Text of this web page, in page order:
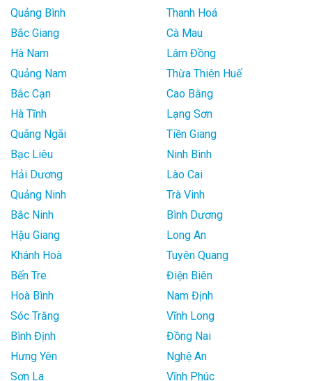
Quảng Bình
Thanh Hoá
Bắc Giang
Cà Mau
Hà Nam
Lâm Đồng
Quảng Nam
Thừa Thiên Huế
Bắc Cạn
Cao Bằng
Hà Tĩnh
Lạng Sơn
Quãng Ngãi
Tiền Giang
Bạc Liêu
Ninh Bình
Hải Dương
Lào Cai
Quảng Ninh
Trà Vinh
Bắc Ninh
Bình Dương
Hậu Giang
Long An
Khánh Hoà
Tuyên Quang
Bến Tre
Điện Biên
Hoà Bình
Nam Định
Sóc Trăng
Vĩnh Long
Bình Định
Đồng Nai
Hưng Yên
Nghệ An
Sơn La
Vĩnh Phúc